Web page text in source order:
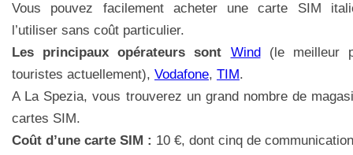
Vous pouvez facilement acheter une carte SIM
l’utiliser sans coût particulier.
Les principaux opérateurs sont Wind(le meilleur
touristes actuellement), Vodafone, TIM.
A La Spezia, vous trouverez un grand nombre de
cartes SIM.
Coût d’une carte SIM : 10 €, dont cinq de